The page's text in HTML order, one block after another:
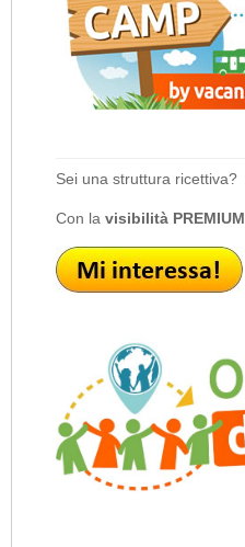
Sei una struttura ricettiva?
Con la visibilità PREMIUM